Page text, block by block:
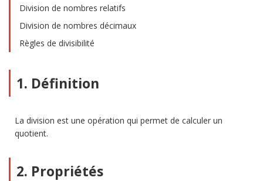
Division de nombres relatifs
Division de nombres décimaux
Règles de divisibilité
1. Définition
La division est une opération qui permet de calculer un
quotient.
2. Propriétés